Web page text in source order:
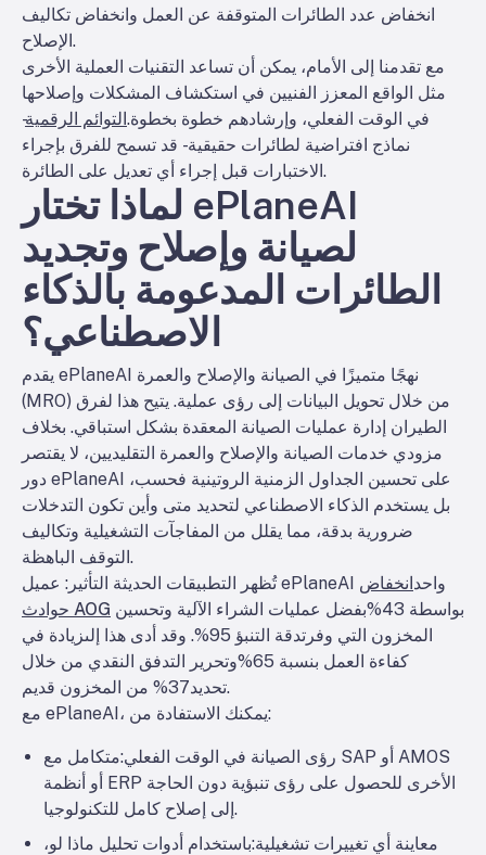
انخفاض عدد الطائرات المتوقفة عن العمل وانخفاض تكاليف
الإصلاح.
مع تقدمنا إلى الأمام، يمكن أن تساعد التقنيات العملية الأخرى
مثل الواقع المعزز الفنيين في استكشاف المشكلات وإصلاحها
في الوقت الفعلي، وإرشادهم خطوة بخطوة.التوائم الرقمية-
نماذج افتراضية لطائرات حقيقية - قد تسمح للفرق بإجراء
الاختبارات قبل إجراء أي تعديل على الطائرة.
لماذا تختار ePlaneAI
لصيانة وإصلاح وتجديد
الطائرات المدعومة بالذكاء
الاصطناعي؟
يقدم ePlaneAI نهجًا متميزًا في الصيانة والإصلاح والعمرة
(MRO) من خلال تحويل البيانات إلى رؤى عملية. يتيح هذا لفرق
الطيران إدارة عمليات الصيانة المعقدة بشكل استباقي. بخلاف
مزودي خدمات الصيانة والإصلاح والعمرة التقليديين، لا يقتصر
دور ePlaneAI على تحسين الجداول الزمنية الروتينية فحسب،
بل يستخدم الذكاء الاصطناعي لتحديد متى وأين تكون التدخلات
ضرورية بدقة، مما يقلل من المفاجآت التشغيلية وتكاليف
التوقف الباهظة.
تُظهر التطبيقات الحديثة التأثير: عميل ePlaneAI واحدانخفاض
حوادث AOG
بواسطة 43%
بفضل عمليات الشراء الآلية وتحسين
المخزون التي وفرتدقة التنبؤ 95% . وقد أدى هذا إلىزيادة في
كفاءة العمل بنسبة 65%
وتحرير التدفق النقدي من خلال
تحديد37% من المخزون قديم
.
مع ePlaneAI، يمكنك الاستفادة من:
رؤى الصيانة في الوقت الفعلي:متكامل مع SAP أو AMOS
أو أنظمة ERP الأخرى للحصول على رؤى تنبؤية دون الحاجة
إلى إصلاح كامل للتكنولوجيا.
معاينة أي تغييرات تشغيلية:باستخدام أدوات تحليل ماذا لو،